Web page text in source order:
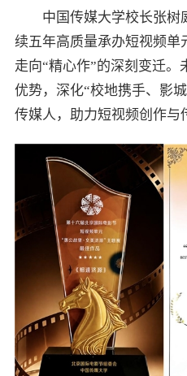
中国传媒大学校长张树
续五年高质量承办短视频单
走向“精心作”的深刻变迁
优势，深化“校地携手、影
传媒人，助力短视频创作与